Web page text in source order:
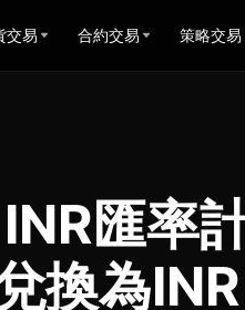
交易 合約交易 策略交易
匯率
換為INR